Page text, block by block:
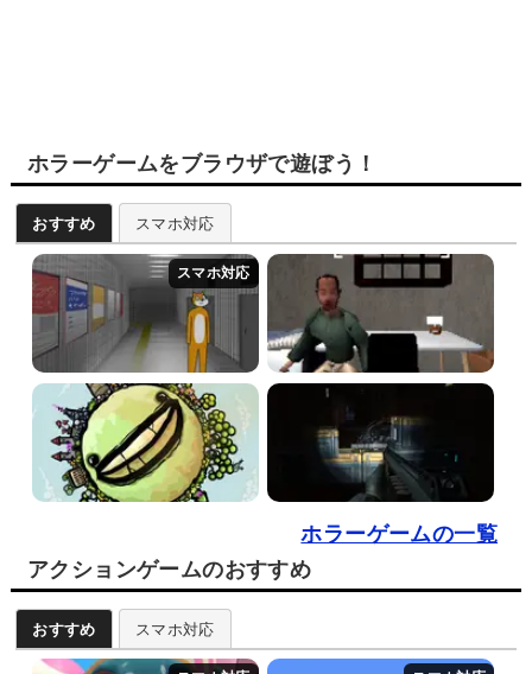
ホラーゲームをブラウザで遊ぼう！
おすすめ スマホ対応
ホラーゲームの一覧
アクションゲームのおすすめ
おすすめ スマホ対応